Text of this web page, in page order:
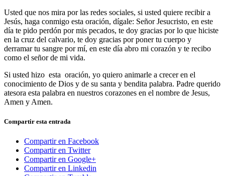
Usted que nos mira por las redes sociales, si usted quiere recibir a
Jesús, haga conmigo esta oración, dígale: Señor Jesucristo, en este
día te pido perdón por mis pecados, te doy gracias por lo que hiciste
en la cruz del calvario, te doy gracias por poner tu cuerpo y
derramar tu sangre por mí, en este día abro mi corazón y te recibo
como el señor de mi vida.
Si usted hizo esta oración, yo quiero animarle a crecer en el
conocimiento de Dios y de su santa y bendita palabra. Padre querido
atesora esta palabra en nuestros corazones en el nombre de Jesus,
Amen y Amen.
Compartir esta entrada
Compartir en Facebook
Compartir en Twitter
Compartir en Google+
Compartir en Linkedin